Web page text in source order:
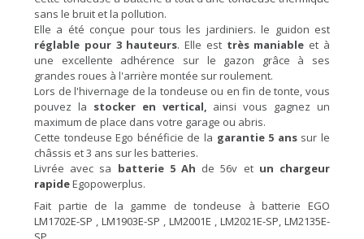
sans le bruit et la pollution.
Elle a été conçue pour tous les jardiniers. le guidon est
réglable pour 3 hauteurs. Elle est très maniable et à
une excellente adhérence sur le gazon grâce à ses
grandes roues à l'arrière montée sur roulement.
Lors de l'hivernage de la tondeuse ou en fin de tonte, vous
pouvez la stocker en vertical, ainsi vous gagnez un
maximum de place dans votre garage ou abris.
Cette tondeuse Ego bénéficie de la garantie 5 anssur le
châssis et 3 ans sur les batteries.
Livrée avec sa batterie 5 Ah de 56v et un chargeur
rapideEgopowerplus.
Fait partie de la gamme de tondeuse à batterie EGO
LM1702E-SP , LM1903E-SP , LM2001E , LM2021E-SP, LM2135E-